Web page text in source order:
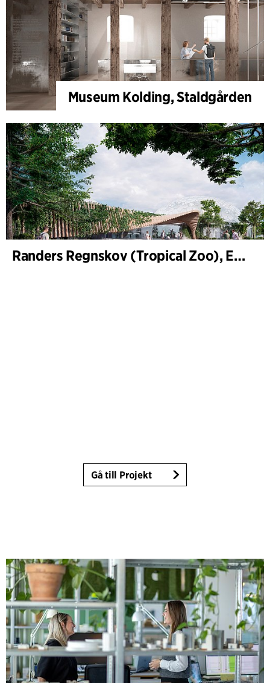
Museum Kolding, Staldgården
Randers Regnskov (Tropical Zoo), Expansion
Gå till Projekt